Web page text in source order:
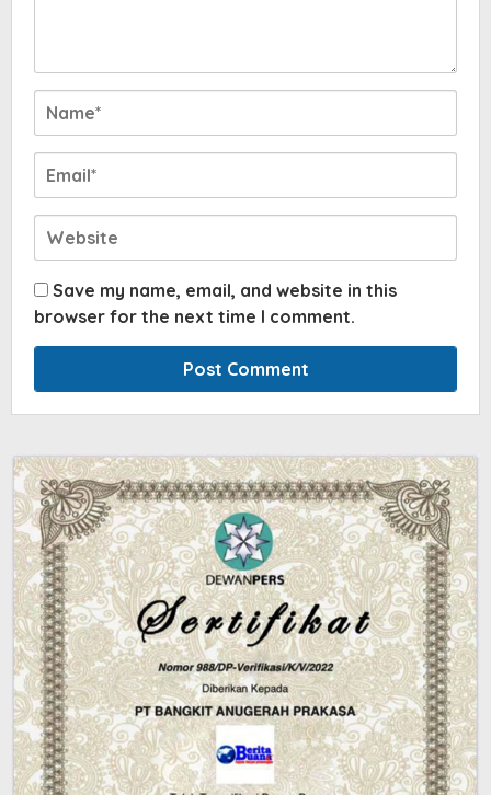
Save my name, email, and website in this
browser for the next time I comment.